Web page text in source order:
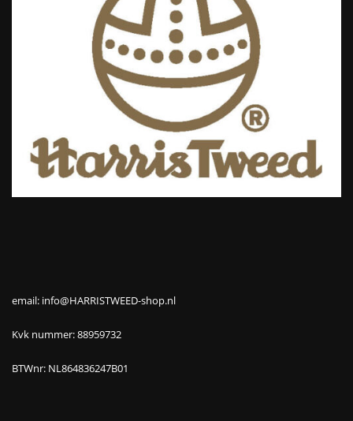
email: info@HARRISTWEED-shop.nl
Kvk nummer: 88959732
BTWnr: NL864836247B01